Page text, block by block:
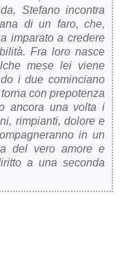
Stefano incontra
di un faro, che,
imparato a credere
Fra loro nasce
mese lei viene
i due cominciano
con prepotenza
ancora una volta i
rimpianti, dolore e
in un
del vero amore e
a una seconda